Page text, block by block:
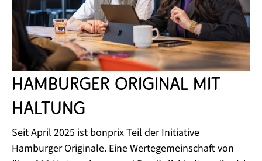
Hamburger Original mit
Haltung
Seit April 2025 ist bonprix Teil der Initiative
Hamburger Originale. Eine Wertegemeinschaft von